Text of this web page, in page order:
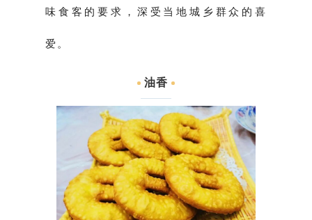
味食客的要求，深受当地城乡群众的喜
爱。
油香